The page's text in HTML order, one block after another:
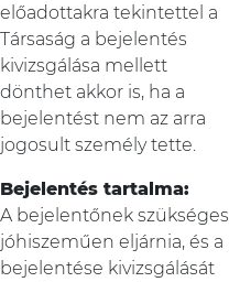
előadottakra tekintettel a
Társaság a bejelentés
kivizsgálása mellett
dönthet akkor is, ha a
bejelentést nem az arra
jogosult személy tette.
Bejelentés tartalma:
A bejelentőnek szükséges
jóhiszeműen eljárnia, és a
bejelentése kivizsgálását